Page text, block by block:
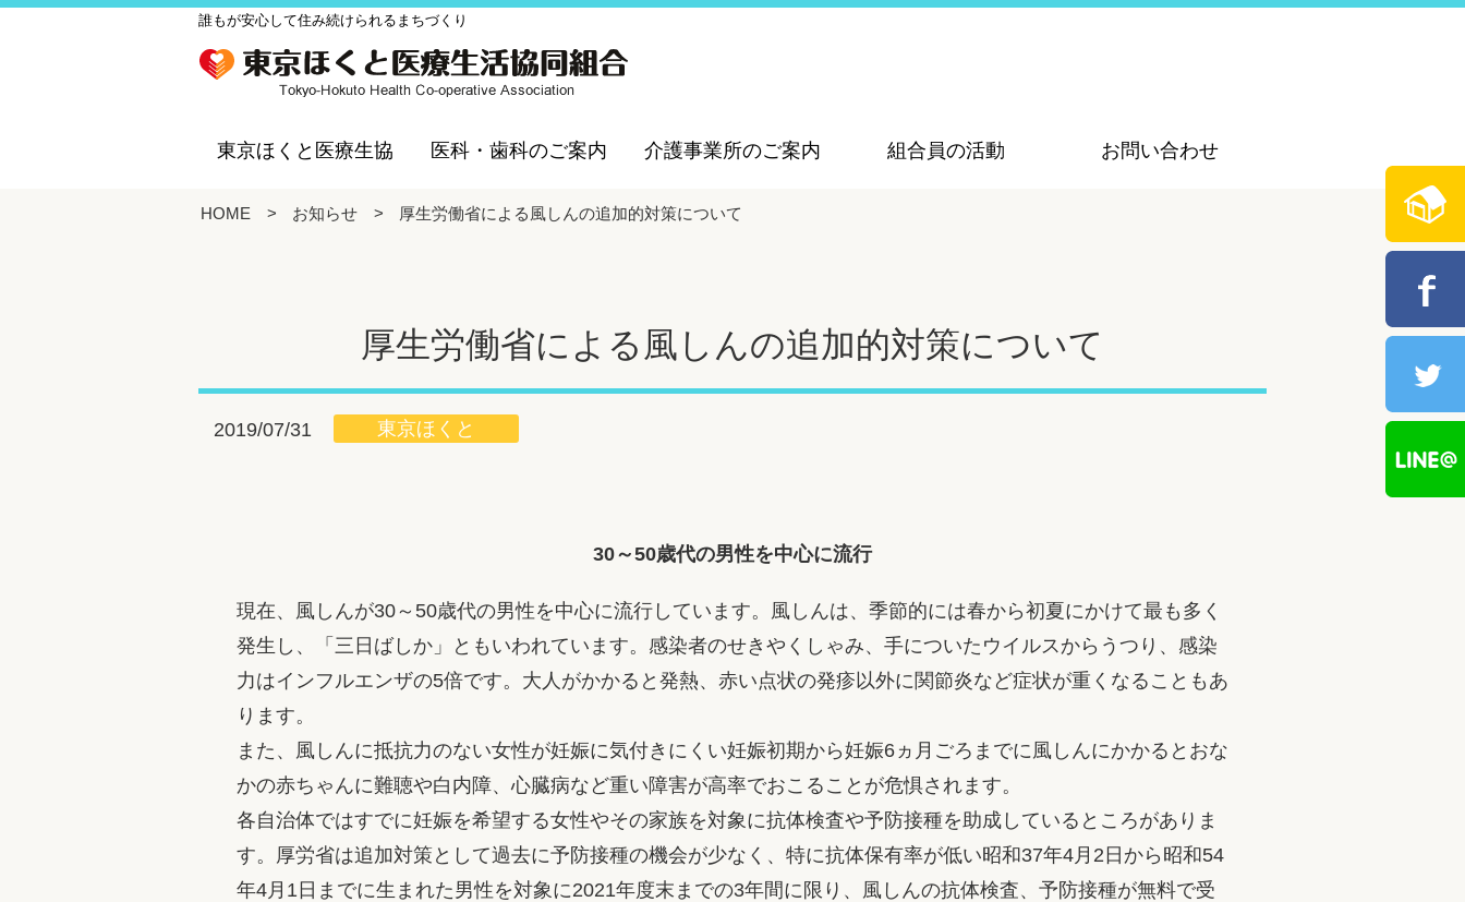
誰もが安心して住み続けられるまちづくり
東京ほくと医療生協 医科・歯科のご案内 介護事業所のご案内 組合員の活動 お問い合わせ
HOME > お知らせ > 厚生労働省による風しんの追加的対策について
厚生労働省による風しんの追加的対策について
2019/07/31 東京ほくと
30～50歳代の男性を中心に流行
現在、風しんが30～50歳代の男性を中心に流行しています。風しんは、季節的には春から初夏にかけて最も多く
発生し、「三日ばしか」ともいわれています。感染者のせきやくしゃみ、手についたウイルスからうつり、感染
力はインフルエンザの5倍です。大人がかかると発熱、赤い点状の発疹以外に関節炎など症状が重くなることもあ
ります。
また、風しんに抵抗力のない女性が妊娠に気付きにくい妊娠初期から妊娠6ヵ月ごろまでに風しんにかかるとおな
かの赤ちゃんに難聴や白内障、心臓病など重い障害が高率でおこることが危惧されます。
各自治体ではすでに妊娠を希望する女性やその家族を対象に抗体検査や予防接種を助成しているところがありま
す。厚労省は追加対策として過去に予防接種の機会が少なく、特に抗体保有率が低い昭和37年4月2日から昭和54
年4月1日までに生まれた男性を対象に2021年度末までの3年間に限り、風しんの抗体検査、予防接種が無料で受